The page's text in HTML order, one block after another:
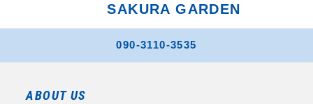
SAKURA GARDEN
090-3110-3535
ABOUT US